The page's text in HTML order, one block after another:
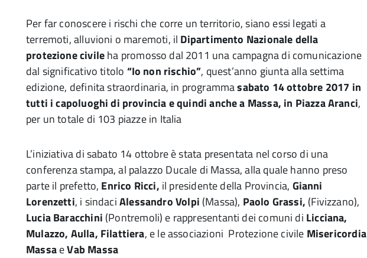
Per far conoscere i rischi che corre un territorio, siano essi legati a
terremoti, alluvioni o maremoti, il Dipartimento Nazionale della
protezione civileha promosso dal 2011 una campagna di comunicazione
dal significativo titolo “Io non rischio”, quest’anno giunta alla settima
edizione, definita straordinaria, in programmasabato 14 ottobre 2017 in
tutti i capoluoghi di provincia e quindi anche a Massa, in Piazza Aranci,
per un totale di 103 piazze in Italia
L’iniziativa di sabato 14 ottobre è stata presentata nel corso di una
conferenza stampa, al palazzo Ducale di Massa, alla quale hanno preso
parte il prefetto, Enrico Ricci, il presidente della Provincia, Gianni
Lorenzetti, i sindaciAlessandro Volpi (Massa), Paolo Grassi, (Fivizzano),
Lucia Baracchini (Pontremoli) e rappresentanti dei comuni di Licciana,
Mulazzo, Aulla, Filattiera, e le associazioni Protezione civile Misericordia
MassaeVab Massa